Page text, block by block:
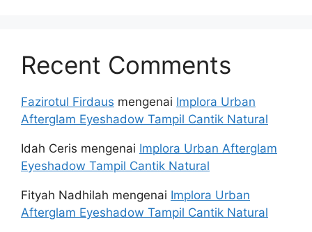
Recent Comments
Fazirotul Firdaus mengenai Implora Urban
Afterglam Eyeshadow Tampil Cantik Natural
Idah Ceris mengenai Implora Urban Afterglam
Eyeshadow Tampil Cantik Natural
Fityah Nadhilah mengenai Implora Urban
Afterglam Eyeshadow Tampil Cantik Natural